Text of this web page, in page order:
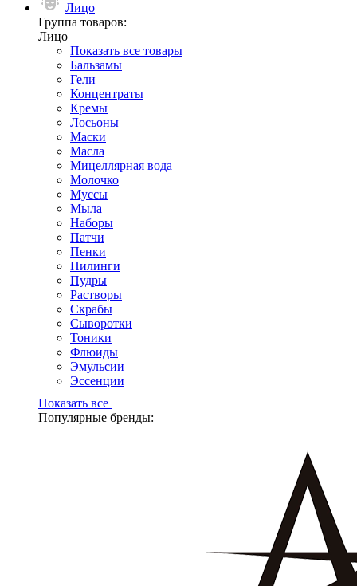
Лицо
Группа товаров:
Лицо
Показать все товары
Бальзамы
Гели
Концентраты
Кремы
Лосьоны
Маски
Масла
Мицеллярная вода
Молочко
Муссы
Мыла
Наборы
Патчи
Пенки
Пилинги
Пудры
Растворы
Скрабы
Сыворотки
Тоники
Флюиды
Эмульсии
Эссенции
Показать все
Популярные бренды: